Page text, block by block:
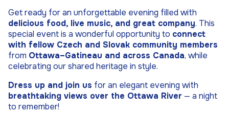
Get ready for an unforgettable evening filled with
delicious food, live music, and great company. This
special event is a wonderful opportunity to connect
with fellow Czech and Slovak community members
from Ottawa–Gatineau and across Canada, while
celebrating our shared heritage in style.
Dress up and join us for an elegant evening with
breathtaking views over the Ottawa River — a night
to remember!